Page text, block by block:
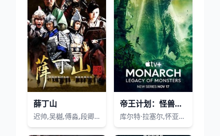
薛丁山
迟帅,吴樾,傅淼,段卿卿,何彦霓,汤镇业,李东翰,樊少皇
帝王计划：怪兽遗产第一季
库尔特·拉塞尔,怀亚特·罗素,山本真理,泽井杏奈,渡部莲,科雷西·克莱门斯,安德雷斯·霍尔姆,克里斯托弗·海尔达尔,乔·蒂皮特,艾莉莎·拉索斯基,米蕾莉·泰勒,平岳大,久藤今日子,富田谭玲,洁斯·萨尔圭罗,布鲁斯·白智勋,卡米尔·莱格,多米尼克·蒂珀,约翰·古德曼,辻翔太,利奥·阿希扎瓦,马修·麦考尔